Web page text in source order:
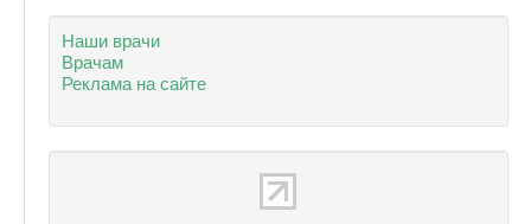
Наши врачи
Врачам
Реклама на сайте